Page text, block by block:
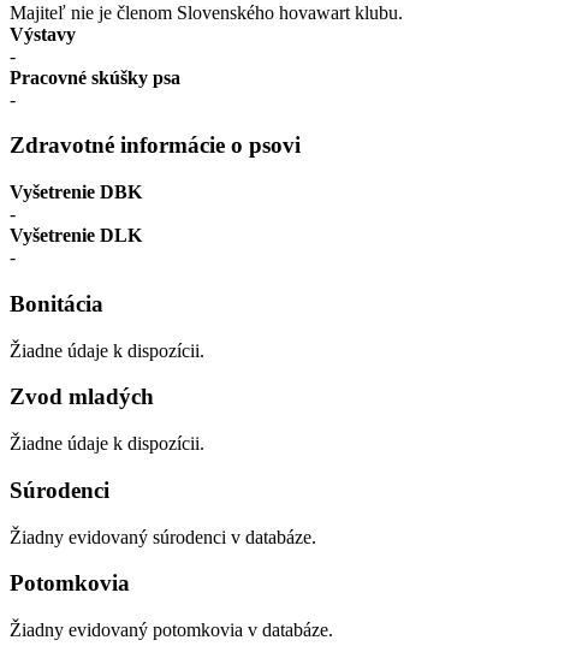
Majiteľ nie je členom Slovenského hovawart klubu.
Výstavy
-
Pracovné skúšky psa
-
Zdravotné informácie o psovi
Vyšetrenie DBK
-
Vyšetrenie DLK
-
Bonitácia
Žiadne údaje k dispozícii.
Zvod mladých
Žiadne údaje k dispozícii.
Súrodenci
Žiadny evidovaný súrodenci v databáze.
Potomkovia
Žiadny evidovaný potomkovia v databáze.